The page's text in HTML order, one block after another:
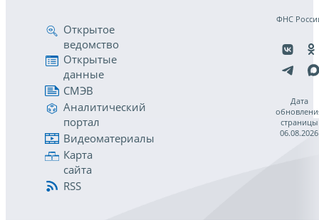
Открытое
ведомство
Открытые
данные
СМЭВ
Аналитический
портал
Видеоматериалы
Карта
сайта
RSS
ФНС
Дата
страницы
06.08.2026